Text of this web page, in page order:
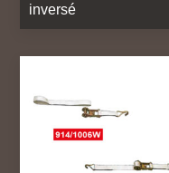
inversé